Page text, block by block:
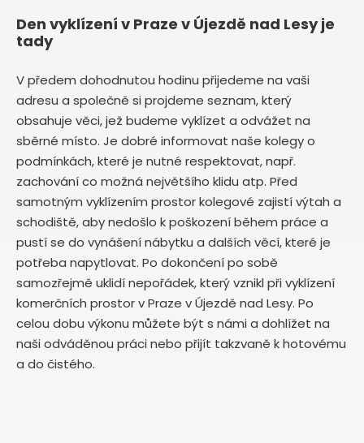
Den vyklízení v Praze v Újezdě nad Lesy je
tady
V předem dohodnutou hodinu přijedeme na vaši
adresu a společně si projdeme seznam, který
obsahuje věci, jež budeme vyklízet a odvážet na
sběrné místo. Je dobré informovat naše kolegy o
podmínkách, které je nutné respektovat, např.
zachování co možná největšího klidu atp. Před
samotným vyklízením prostor kolegové zajistí výtah a
schodiště, aby nedošlo k poškození během práce a
pustí se do vynášení nábytku a dalších věcí, které je
potřeba napytlovat. Po dokončení po sobě
samozřejmě uklidí nepořádek, který vznikl při vyklízení
komerčních prostor v Praze v Újezdě nad Lesy. Po
celou dobu výkonu můžete být s námi a dohlížet na
naši odváděnou práci nebo přijít takzvaně k hotovému
a do čistého.